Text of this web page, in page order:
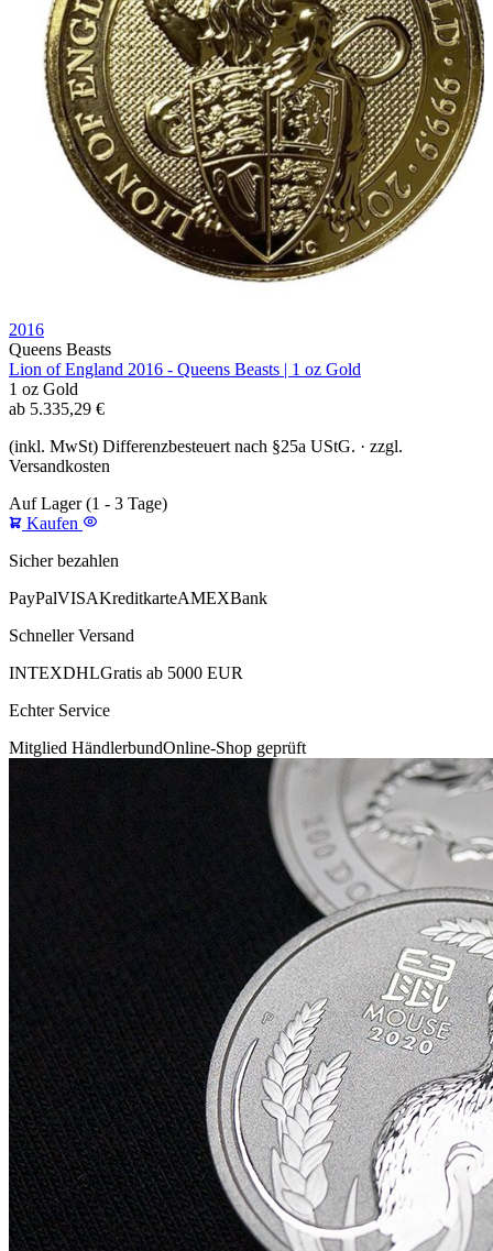
2016
Queens Beasts
Lion of England 2016 - Queens Beasts | 1 oz Gold
1 oz Gold
ab 5.335,29 €
(inkl. MwSt) Differenzbesteuert nach §25a UStG. · zzgl.
Versandkosten
Auf Lager (1 - 3 Tage)
Kaufen
Sicher bezahlen
PayPalVISAKreditkarteAMEXBank
Schneller Versand
INTEXDHLGratis ab 5000 EUR
Echter Service
Mitglied HändlerbundOnline-Shop geprüft